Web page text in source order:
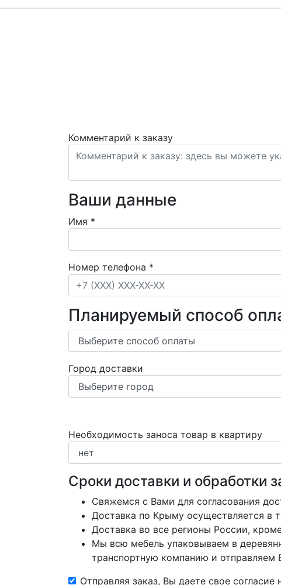
Комментарий к заказу
Ваши данные
Имя *
Номер телефона *
Планируемый способ
Город доставки
Необходимость заноса товар в квартиру
Сроки доставки и обработки
Свяжемся с Вами для согласования
Доставка по Крыму осуществляется в
Доставка во все регионы России,
Мы всю мебель упаковываем в
транспортную компанию и отправляем
Отправляя заказ, Вы даете свое